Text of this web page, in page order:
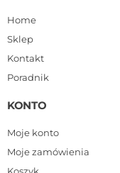
Home
Sklep
Kontakt
Poradnik
KONTO
Moje konto
Moje zamówienia